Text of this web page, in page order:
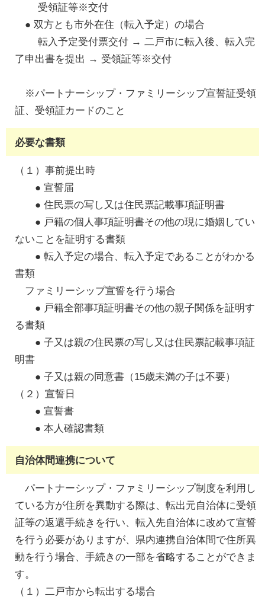
受領証等※交付
● 双方とも市外在住（転入予定）の場合
転入予定受付票交付 → 二戸市に転入後、転入完
了申出書を提出 → 受領証等※交付
※パートナーシップ・ファミリーシップ宣誓証受領
証、受領証カードのこと
必要な書類
（１）事前提出時
● 宣誓届
● 住民票の写し又は住民票記載事項証明書
● 戸籍の個人事項証明書その他の現に婚姻してい
ないことを証明する書類
● 転入予定の場合、転入予定であることがわかる
書類
ファミリーシップ宣誓を行う場合
● 戸籍全部事項証明書その他の親子関係を証明す
る書類
● 子又は親の住民票の写し又は住民票記載事項証
明書
● 子又は親の同意書（15歳未満の子は不要）
（２）宣誓日
● 宣誓書
● 本人確認書類
自治体間連携について
パートナーシップ・ファミリーシップ制度を利用し
ている方が住所を異動する際は、転出元自治体に受領
証等の返還手続きを行い、転入先自治体に改めて宣誓
を行う必要がありますが、県内連携自治体間で住所異
動を行う場合、手続きの一部を省略することができま
す。
（１）二戸市から転出する場合